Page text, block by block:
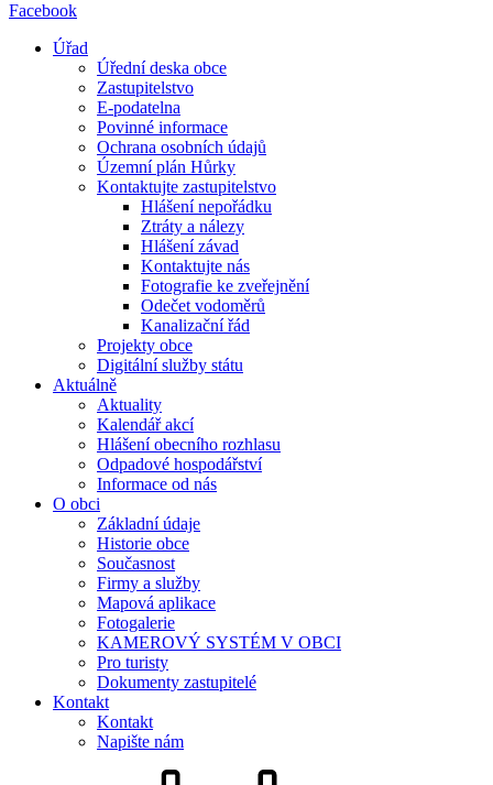
Facebook
Úřad
Úřední deska obce
Zastupitelstvo
E-podatelna
Povinné informace
Ochrana osobních údajů
Územní plán Hůrky
Kontaktujte zastupitelstvo
Hlášení nepořádku
Ztráty a nálezy
Hlášení závad
Kontaktujte nás
Fotografie ke zveřejnění
Odečet vodoměrů
Kanalizační řád
Projekty obce
Digitální služby státu
Aktuálně
Aktuality
Kalendář akcí
Hlášení obecního rozhlasu
Odpadové hospodářství
Informace od nás
O obci
Základní údaje
Historie obce
Současnost
Firmy a služby
Mapová aplikace
Fotogalerie
KAMEROVÝ SYSTÉM V OBCI
Pro turisty
Dokumenty zastupitelé
Kontakt
Kontakt
Napište nám